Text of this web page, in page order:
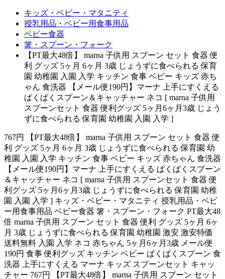
キッズ・ベビー・マタニティ
授乳用品・ベビー用食事用品
ベビー食器
箸・スプーン・フォーク
【PT最大48倍】 marna 子供用 スプーン セット 食器 便
利 グッズ 5ヶ月 6ヶ月 3歳 じょうずに食べられる 保育
園 幼稚園 入園 入学 キッチン 食事 ベビー キッズ 赤ち
ゃん 食洗器 【メール便190円】マーナ 上手にすくえる
ぱくぱくスプーン＆キャッチャー ネコ [ marna 子供用
スプーンセット 食器 便利グッズ 5ヶ月6ヶ月3歳 じょう
ずに食べられる 保育園 幼稚園 入園 入学 ]
767円 【PT最大48倍】 marna 子供用 スプーン セット 食器 便
利 グッズ 5ヶ月 6ヶ月 3歳 じょうずに食べられる 保育園 幼
稚園 入園 入学 キッチン 食事 ベビー キッズ 赤ちゃん 食洗器
【メール便190円】マーナ 上手にすくえる ぱくぱくスプーン
＆キャッチャー ネコ [ marna 子供用 スプーンセット 食器 便
利グッズ 5ヶ月6ヶ月3歳 じょうずに食べられる 保育園 幼稚
園 入園 入学 ] キッズ・ベビー・マタニティ 授乳用品・ベビ
ー用食事用品 ベビー食器 箸・スプーン・フォーク PT最大48
倍 marna 子供用 スプーン セット 食器 便利 グッズ 5ヶ月 6ヶ
月 3歳 じょうずに食べられる 保育園 幼稚園 激安 激安特価
送料無料 入園 入学 ネコ 赤ちゃん 5ヶ月6ヶ月3歳 メール便
190円 食事 便利グッズ キッチン ベビー ぱくぱくスプーン 食
洗器 上手にすくえる マーナ キッズ スプーンセット キャッ
チャー 767円 【PT最大48倍】 marna 子供用 スプーン セット